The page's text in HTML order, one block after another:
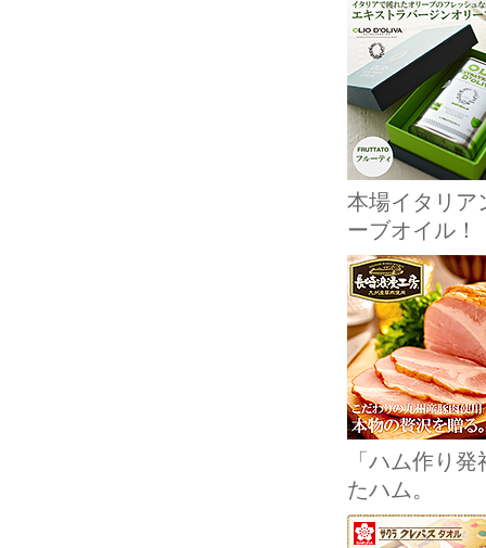
本場イタリア
ーブオイル！
「ハム作り
たハム。